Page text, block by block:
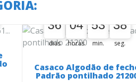
36
36
00
dias
04
04
00
horas
53
53
00
min.
37
38
seg.
Casaco Algodão de
Padrão pontilhado